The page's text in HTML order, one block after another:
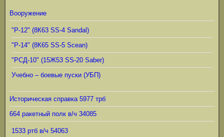
Вооружение
"Р-12" (8К63 SS-4 Sandal)
"Р-14" (8К65 SS-5 Scean)
"РСД-10" (15Ж53 SS-20 Saber)
Учебно – боевые пуски (УБП)
Историческая справка 5977 трб
664 ракетный полк в/ч 34085
1533 ртб в/ч 54063